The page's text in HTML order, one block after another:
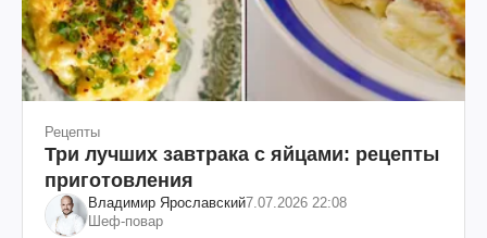
Рецепты
Три лучших завтрака с яйцами: рецепты
приготовления
Владимир Ярославский7.07.2026 22:08
Шеф-повар